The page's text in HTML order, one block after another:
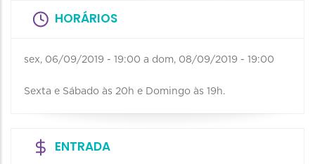
HORÁRIOS
sex, 06/09/2019 - 19:00 a dom, 08/09/2019 - 19:00
Sexta e Sábado às 20h e Domingo às 19h.
ENTRADA